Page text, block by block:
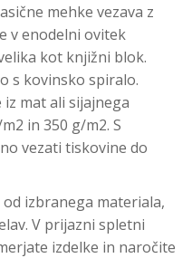
mehke vezava z
v enodelni ovitek
kot knjižni blok.
s kovinsko spiralo.
iz mat ali sijajnega
in 350 g/m2. S
vezati tiskovine do
izbranega materiala,
V prijazni spletni
izdelke in naročite